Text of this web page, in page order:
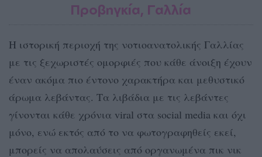
Προβηγκία, Γαλλία
Η ιστορική περιοχή της νοτιοανατολικής Γαλλίας
με τις ξεχωριστές ομορφιές που κάθε άνοιξη έχουν
έναν ακόμα πιο έντονο χαρακτήρα και μεθυστικό
άρωμα λεβάντας. Τα λιβάδια με τις λεβάντες
γίνονται κάθε χρόνια viral στα social media και όχι
μόνο, ενώ εκτός από το να φωτογραφηθείς εκεί,
μπορείς να απολαύσεις από οργανωμένα πικ νικ